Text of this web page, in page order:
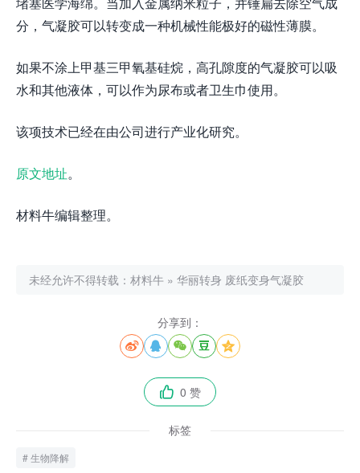
分，气凝胶可以转变成一种机械性能极好的磁性薄膜。
如果不涂上甲基三甲氧基硅烷，高孔隙度的气凝胶可以吸
水和其他液体，可以作为尿布或者卫生巾使用。
该项技术已经在由公司进行产业化研究。
原文地址。
材料牛编辑整理。
未经允许不得转载： 材料牛 » 华丽转身 废纸变身气凝胶
分享到：
    
 0 赞
标签
生物降解